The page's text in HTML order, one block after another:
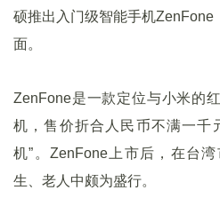
硕推出入门级智能手机ZenFone
面。
ZenFone是一款定位与小米的
机，售价折合人民币不满一千
机”。ZenFone上市后，在台
生、老人中颇为盛行。